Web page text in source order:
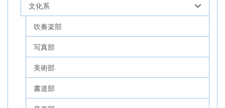
文化系
吹奏楽部
写真部
美術部
書道部